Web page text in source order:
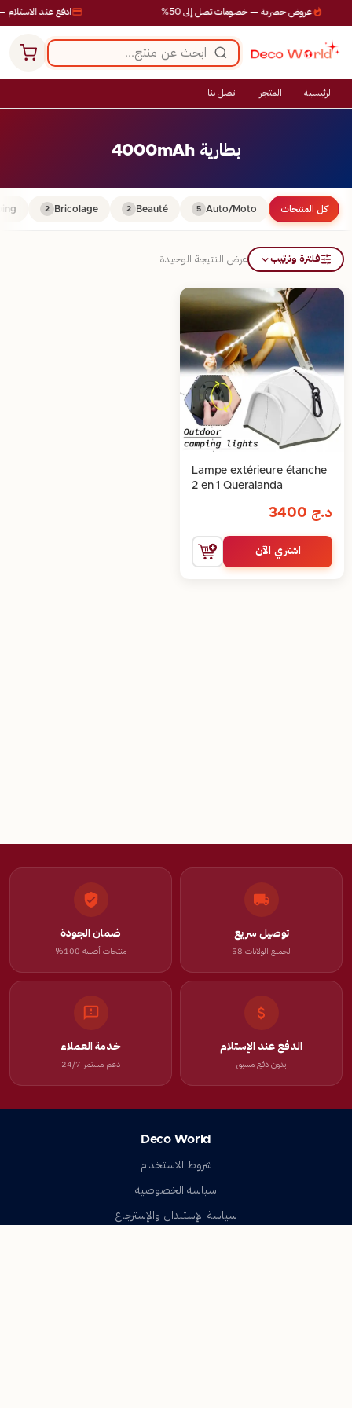
ادفع عند الاستلام عروض حصرية — خصومات تصل إلى 50%
الرئيسية المتجر اتصل بنا
بطارية 4000mAh
كل المنتجات Auto/Moto
5
Beauté
2
Bricolage
2
فلترة وترتيب عرض النتيجة الوحيدة
Lampe extérieure étanche
2 en 1 Queralanda
د.ج
اشتري الآن
توصيل سريع
لجميع الولايات 58
ضمان الجودة
منتجات أصلية 100%
الدفع عند الإستلام
بدون دفع مسبق
خدمة العملاء
دعم مستمر 24/7
Deco World
شروط الاستخدام
سياسة الخصوصية
سياسة الإستبدال والإسترجاع